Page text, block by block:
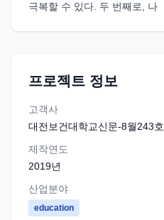
극복할 수 있다. 두 번째로, 나
프로젝트 정보
고객사
대전보건대학교신문-8월243호
제작연도
2019년
산업분야
education